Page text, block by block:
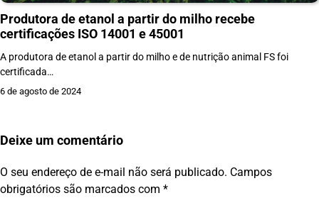
Produtora de etanol a partir do milho recebe
certificações ISO 14001 e 45001
A produtora de etanol a partir do milho e de nutrição animal FS foi
certificada…
6 de agosto de 2024
Deixe um comentário
O seu endereço de e-mail não será publicado. Campos
obrigatórios são marcados com *